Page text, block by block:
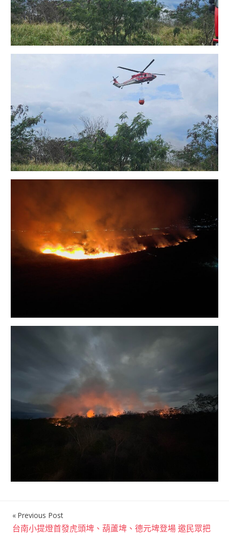
文Previous Post
台南小提燈首發虎頭埤、葫蘆埤、德元埤登場 邀民眾把